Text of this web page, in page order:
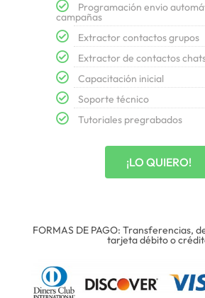
Programación envio
campañas
Extractor contactos grupos
Extractor de contactos
Capacitación inicial
Soporte técnico
Tutoriales pregrabados
¡LO QUIERO!
FORMAS DE PAGO: Transferencias,
tarjeta débito o